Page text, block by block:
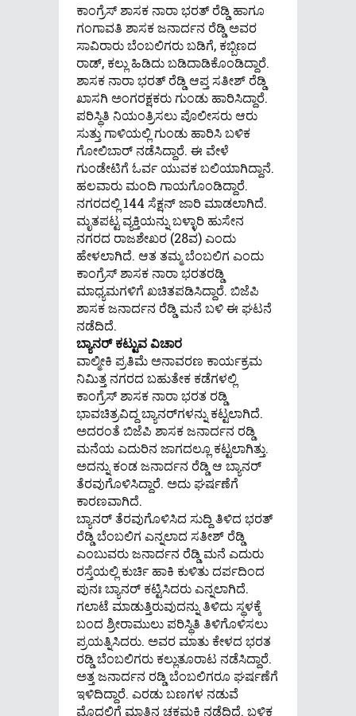
ಕಾಂಗ್ರೆಸ್‌ ಶಾಸಕ ನಾರಾ ಭರತ್‌ ರೆಡ್ಡಿ ಹಾಗೂ
ಗಂಗಾವತಿ ಶಾಸಕ ಜನಾರ್ದನ ರೆಡ್ಡಿ ಅವರ
ಸಾವಿರಾರು ಬೆಂಬಲಿಗರು ಬಡಿಗೆ, ಕಬ್ಬಿಣದ
ರಾಡ್‌, ಕಲ್ಲು ಹಿಡಿದು ಬಡಿದಾಡಿಕೊಂಡಿದ್ದಾರೆ.
ಶಾಸಕ ನಾರಾ ಭರತ್ ರೆಡ್ಡಿ ಆಪ್ತ ಸತೀಶ್ ರೆಡ್ಡಿ
ಖಾಸಗಿ ಅಂಗರಕ್ಷಕರು ಗುಂಡು ಹಾರಿಸಿದ್ದಾರೆ.
ಪರಿಸ್ಥಿತಿ ನಿಯಂತ್ರಿಸಲು ಪೊಲೀಸರು ಆರು
ಸುತ್ತು ಗಾಳಿಯಲ್ಲಿ ಗುಂಡು ಹಾರಿಸಿ ಬಳಿಕ
ಗೋಲಿಬಾರ್‌ ನಡೆಸಿದ್ದಾರೆ. ಈ ವೇಳೆ
ಗುಂಡೇಟಿಗೆ ಓರ್ವ ಯುವಕ ಬಲಿಯಾಗಿದ್ದಾನೆ.
ಹಲವಾರು ಮಂದಿ ಗಾಯಗೊಂಡಿದ್ದಾರೆ.
ನಗರದಲ್ಲಿ 144 ಸೆಕ್ಷನ್ ಜಾರಿ ಮಾಡಲಾಗಿದೆ.
ಮೃತಪಟ್ಟ ವ್ಯಕ್ತಿಯನ್ನು ಬಳ್ಳಾರಿ ಹುಸೇನ
ನಗರದ ರಾಜಶೇಖರ (28ವ) ಎಂದು
ಹೇಳಲಾಗಿದೆ. ಆತ ತಮ್ಮ ಬೆಂಬಲಿಗ ಎಂದು
ಕಾಂಗ್ರೆಸ್‌ ಶಾಸಕ ನಾರಾ ಭರತರಡ್ಡಿ
ಮಾಧ್ಯಮಗಳಿಗೆ ಖಚಿತಪಡಿಸಿದ್ದಾರೆ. ಬಿಜೆಪಿ
ಶಾಸಕ ಜನಾರ್ದನ ರೆಡ್ಡಿ ಮನೆ ಬಳಿ ಈ ಘಟನೆ
ನಡೆದಿದೆ.
ಬ್ಯಾನರ್ ಕಟ್ಟುವ ವಿಚಾರ
ವಾಲ್ಮೀಕಿ ಪ್ರತಿಮೆ ಅನಾವರಣ ಕಾರ್ಯಕ್ರಮ
ನಿಮಿತ್ತ ನಗರದ ಬಹುತೇಕ ಕಡೆಗಳಲ್ಲಿ
ಕಾಂಗ್ರೆಸ್‌ ಶಾಸಕ ನಾರಾ ಭರತ ರಡ್ಡಿ
ಭಾವಚಿತ್ರವಿದ್ದ ಬ್ಯಾನರ್‌ಗಳನ್ನು ಕಟ್ಟಲಾಗಿದೆ.
ಅದರಂತೆ ಬಿಜೆಪಿ ಶಾಸಕ ಜನಾರ್ದನ ರಡ್ಡಿ
ಮನೆಯ ಎದುರಿನ ಜಾಗದಲ್ಲೂ ಕಟ್ಟಲಾಗಿತ್ತು.
ಅದನ್ನು ಕಂಡ ಜನಾರ್ದನ ರೆಡ್ಡಿ ಆ ಬ್ಯಾನರ್‌
ತೆರವುಗೊಳಿಸಿದ್ದಾರೆ. ಅದು ಘರ್ಷಣೆಗೆ
ಕಾರಣವಾಗಿದೆ.
ಬ್ಯಾನರ್‌ ತೆರವುಗೊಳಿಸಿದ ಸುದ್ದಿ ತಿಳಿದ ಭರತ್
ರೆಡ್ಡಿ ಬೆಂಬಲಿಗ ಎನ್ನಲಾದ ಸತೀಶ್ ರೆಡ್ಡಿ
ಎಂಬುವರು ಜನಾರ್ದನ ರೆಡ್ಡಿ ಮನೆ ಎದುರು
ರಸ್ತೆಯಲ್ಲಿ ಕುರ್ಚಿ ಹಾಕಿ ಕುಳಿತು ದರ್ಪದಿಂದ
ಪುನಃ ಬ್ಯಾನರ್ ಕಟ್ಟಿಸಿದರು ಎನ್ನಲಾಗಿದೆ.
ಗಲಾಟೆ ಮಾಡುತ್ತಿರುವುದನ್ನು ತಿಳಿದು ಸ್ಥಳಕ್ಕೆ
ಬಂದ ಶ್ರೀರಾಮುಲು ಪರಿಸ್ಥಿತಿ ತಿಳಿಗೊಳಿಸಲು
ಪ್ರಯತ್ನಿಸಿದರು. ಅವರ ಮಾತು ಕೇಳದ ಭರತ
ರಡ್ಡಿ ಬೆಂಬಲಿಗರು ಕಲ್ಲುತೂರಾಟ ನಡೆಸಿದ್ದಾರೆ.
ಅತ್ತ ಜನಾರ್ದನ ರಡ್ಡಿ ಬೆಂಬಲಿಗರೂ ಘರ್ಷಣೆಗೆ
ಇಳಿದಿದ್ದಾರೆ. ಎರಡು ಬಣಗಳ ನಡುವೆ
ಮೊದಲಿಗೆ ಮಾತಿನ ಚಕಮಕಿ ನಡೆದಿದೆ. ಬಳಿಕ